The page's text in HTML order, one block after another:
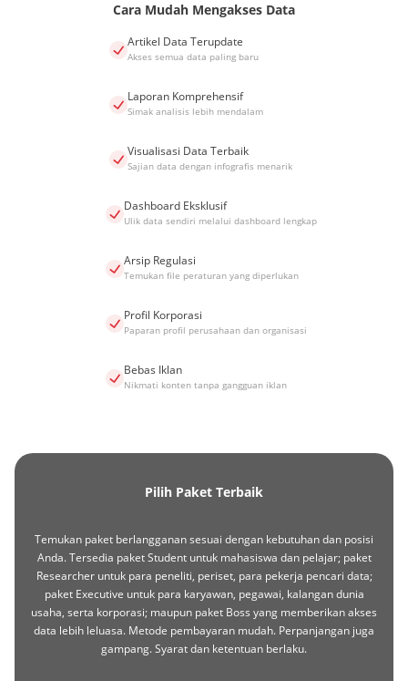
Cara Mudah Mengakses Data
Artikel Data Terupdate
Akses semua data paling baru
Laporan Komprehensif
Simak analisis lebih mendalam
Visualisasi Data Terbaik
Sajian data dengan infografis menarik
Dashboard Eksklusif
Ulik data sendiri melalui dashboard lengkap
Arsip Regulasi
Temukan file peraturan yang diperlukan
Profil Korporasi
Paparan profil perusahaan dan organisasi
Bebas Iklan
Nikmati konten tanpa gangguan iklan
Pilih Paket Terbaik
Temukan paket berlangganan sesuai dengan kebutuhan dan posisi
Anda. Tersedia paket Student untuk mahasiswa dan pelajar; paket
Researcher untuk para peneliti, periset, para pekerja pencari data;
paket Executive untuk para karyawan, pegawai, kalangan dunia
usaha, serta korporasi; maupun paket Boss yang memberikan akses
data lebih leluasa. Metode pembayaran mudah. Perpanjangan juga
gampang. Syarat dan ketentuan berlaku.